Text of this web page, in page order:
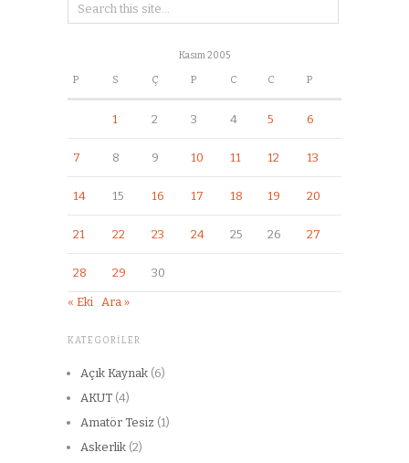
Kasım 2005
P S Ç P C C P
1 2 3 4 5 6
7 8 9 10 11 12 13
14 15 16 17 18 19 20
21 22 23 24 25 26 27
28 29 30
« Eki Ara »
KATEGORILER
Açık Kaynak (6)
AKUT (4)
Amatör Tesiz (1)
Askerlik (2)